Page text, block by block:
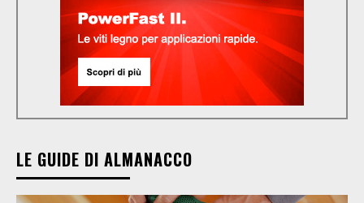
LE GUIDE DI ALMANACCO